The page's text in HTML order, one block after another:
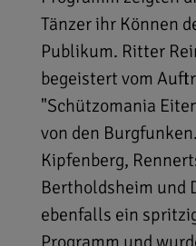
Tänzer ihr Können
Publikum. Ritter
begeistert vom
"Schützomania
von den
Kipfenberg,
Bertholdsheim und
ebenfalls ein